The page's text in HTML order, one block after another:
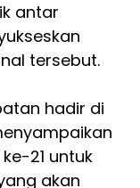
antar
tersebut.
hadir di
21 untuk
akan